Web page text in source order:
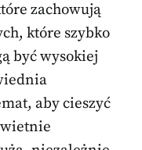
zachowują
które szybko
być wysokiej
aby cieszyć